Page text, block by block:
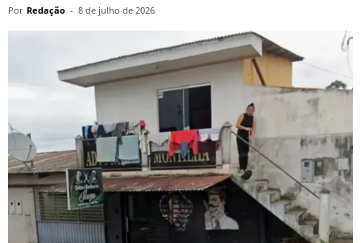
Por Redação - 8 de julho de 2026